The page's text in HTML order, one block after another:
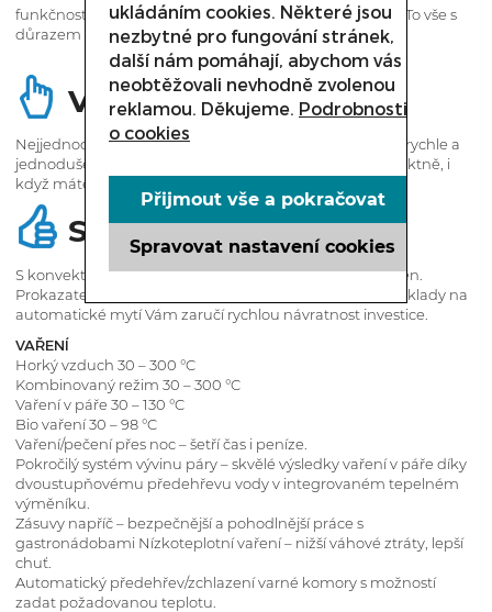
funkčnosti, výborné ergonomie a atraktivního vzhledu. To vše s
důrazem na bezpečnost a hygienu.
Vision Controls
Nejjednodušší ovládání na trhu Vám šetří čas a umožní rychle a
jednoduše nastavit, co potřebujete. Panel reaguje perfektně, i
když máte mastné ruce nebo pracujete v rukavicích.
Smart Investment
S konvektomatem Retigo Vision šetříte peníze každý den.
Prokazatelně nejnižší spotřeba energie, vody a nízké náklady na
automatické mytí Vám zaručí rychlou návratnost investice.
VAŘENÍ
Horký vzduch 30 – 300 °C
Kombinovaný režim 30 – 300 °C
Vaření v páře 30 – 130 °C
Bio vaření 30 – 98 °C
Vaření/pečení přes noc – šetří čas i peníze.
Pokročilý systém vývinu páry – skvělé výsledky vaření v páře díky
dvoustupňovému předehřevu vody v integrovaném tepelném
výměníku.
Zásuvy napříč – bezpečnější a pohodlnější práce s
gastronádobami Nízkoteplotní vaření – nižší váhové ztráty, lepší
chuť.
Automatický předehřev/zchlazení varné komory s možností
zadat požadovanou teplotu.
ukládáním cookies. Některé jsou
nezbytné pro fungování stránek,
další nám pomáhají, abychom vás
neobtěžovali nevhodně zvolenou
reklamou. Děkujeme. Podrobnosti
o cookies
Spravovat nastavení cookies
Přijmout vše a pokračovat